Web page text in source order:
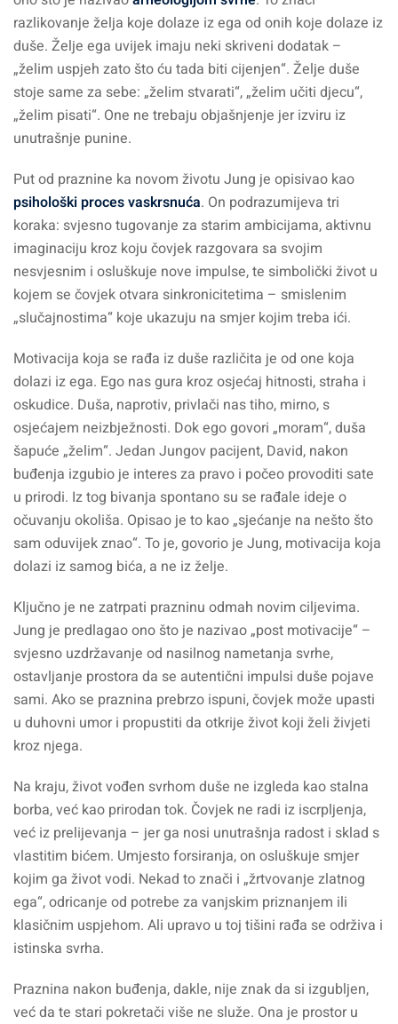
razlikovanje želja koje dolaze iz ega od onih koje dolaze iz
duše. Želje ega uvijek imaju neki skriveni dodatak –
„želim uspjeh zato što ću tada biti cijenjen“. Želje duše
stoje same za sebe: „želim stvarati“, „želim učiti djecu“,
„želim pisati“. One ne trebaju objašnjenje jer izviru iz
unutrašnje punine.
Put od praznine ka novom životu Jung je opisivao kao
psihološki proces vaskrsnuća. On podrazumijeva tri
koraka: svjesno tugovanje za starim ambicijama, aktivnu
imaginaciju kroz koju čovjek razgovara sa svojim
nesvjesnim i osluškuje nove impulse, te simbolički život u
kojem se čovjek otvara sinkronicitetima – smislenim
„slučajnostima“ koje ukazuju na smjer kojim treba ići.
Motivacija koja se rađa iz duše različita je od one koja
dolazi iz ega. Ego nas gura kroz osjećaj hitnosti, straha i
oskudice. Duša, naprotiv, privlači nas tiho, mirno, s
osjećajem neizbježnosti. Dok ego govori „moram“, duša
šapuće „želim“. Jedan Jungov pacijent, David, nakon
buđenja izgubio je interes za pravo i počeo provoditi sate
u prirodi. Iz tog bivanja spontano su se rađale ideje o
očuvanju okoliša. Opisao je to kao „sjećanje na nešto što
sam oduvijek znao“. To je, govorio je Jung, motivacija koja
dolazi iz samog bića, a ne iz želje.
Ključno je ne zatrpati prazninu odmah novim ciljevima.
Jung je predlagao ono što je nazivao „post motivacije“ –
svjesno uzdržavanje od nasilnog nametanja svrhe,
ostavljanje prostora da se autentični impulsi duše pojave
sami. Ako se praznina prebrzo ispuni, čovjek može upasti
u duhovni umor i propustiti da otkrije život koji želi živjeti
kroz njega.
Na kraju, život vođen svrhom duše ne izgleda kao stalna
borba, već kao prirodan tok. Čovjek ne radi iz iscrpljenja,
već iz prelijevanja – jer ga nosi unutrašnja radost i sklad s
vlastitim bićem. Umjesto forsiranja, on osluškuje smjer
kojim ga život vodi. Nekad to znači i „žrtvovanje zlatnog
ega“, odricanje od potrebe za vanjskim priznanjem ili
klasičnim uspjehom. Ali upravo u toj tišini rađa se održiva i
istinska svrha.
Praznina nakon buđenja, dakle, nije znak da si izgubljen,
već da te stari pokretači više ne služe. Ona je prostor u